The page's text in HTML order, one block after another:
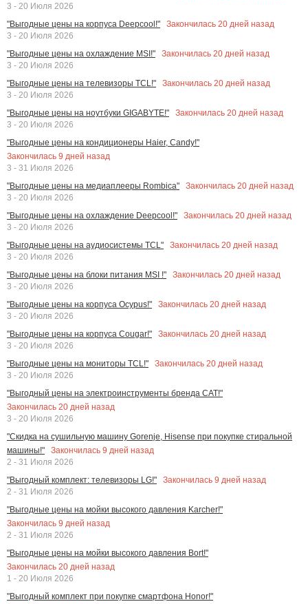
3 - 20 Июля 2026
"Выгодные цены на корпуса Deepcool!"
Закончилась 20 дней назад
3 - 20 Июля 2026
"Выгодные цены на охлаждение MSI!"
Закончилась 20 дней назад
3 - 20 Июля 2026
"Выгодные цены на телевизоры TCL!"
Закончилась 20 дней назад
3 - 20 Июля 2026
"Выгодные цены на ноутбуки GIGABYTE!"
Закончилась 20 дней назад
3 - 20 Июля 2026
"Выгодные цены на кондиционеры Haier, Candy!"
Закончилась 9 дней назад
3 - 31 Июля 2026
"Выгодные цены на медиаплееры Rombica"
Закончилась 20 дней назад
3 - 20 Июля 2026
"Выгодные цены на охлаждение Deepcool!"
Закончилась 20 дней назад
3 - 20 Июля 2026
"Выгодные цены на аудиосистемы TCL"
Закончилась 20 дней назад
3 - 20 Июля 2026
"Выгодные цены на блоки питания MSI !"
Закончилась 20 дней назад
3 - 20 Июля 2026
"Выгодные цены на корпуса Ocypus!"
Закончилась 20 дней назад
3 - 20 Июля 2026
"Выгодные цены на корпуса Cougar!"
Закончилась 20 дней назад
3 - 20 Июля 2026
"Выгодные цены на мониторы TCL!"
Закончилась 20 дней назад
3 - 20 Июля 2026
"Выгодный цены на электроинструменты бренда CAT!"
Закончилась 20 дней назад
3 - 20 Июля 2026
"Скидка на сушильную машину Gorenje, Hisense при покупке стиральной
машины!"
Закончилась 9 дней назад
2 - 31 Июля 2026
"Выгодный комплект: телевизоры LG!"
Закончилась 9 дней назад
2 - 31 Июля 2026
"Выгодные цены на мойки высокого давления Karcher!"
Закончилась 9 дней назад
2 - 31 Июля 2026
"Выгодные цены на мойки высокого давления Bort!"
Закончилась 20 дней назад
1 - 20 Июля 2026
"Выгодный комплект при покупке смартфона Honor!"